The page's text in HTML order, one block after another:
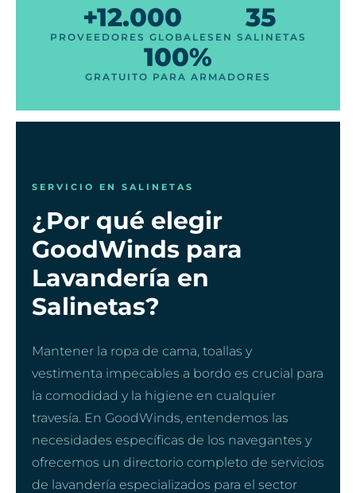
+12.000
PROVEEDORES GLOBALES
35
EN SALINETAS
100%
GRATUITO PARA ARMADORES
SERVICIO EN SALINETAS
¿Por qué elegir
GoodWinds para
Lavandería en
Salinetas?
Mantener la ropa de cama, toallas y
vestimenta impecables a bordo es crucial para
la comodidad y la higiene en cualquier
travesía. En GoodWinds, entendemos las
necesidades específicas de los navegantes y
ofrecemos un directorio completo de servicios
de lavandería especializados para el sector